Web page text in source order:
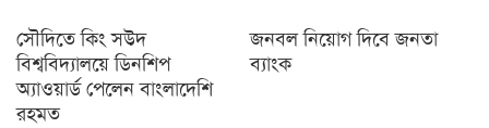
সৌদিতে কিং সউদ
বিশ্ববিদ্যালয়ে ডিনশিপ
অ্যাওয়ার্ড পেলেন বাংলাদেশি
রহমত
জনবল নিয়োগ দিবে জনতা
ব্যাংক